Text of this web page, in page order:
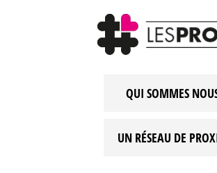
QUI SOMMES
UN RÉSEAU DE